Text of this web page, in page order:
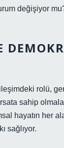
değişiyor
rolü,
sahip
hayatın her
sağlıyor.